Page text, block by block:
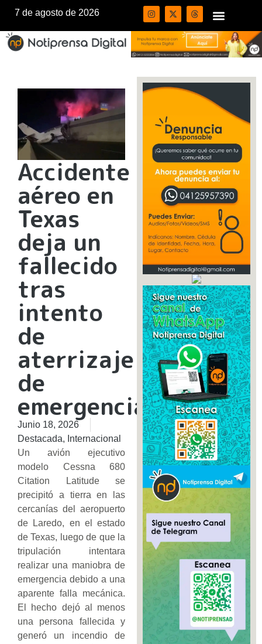
7 de agosto de 2026
Accidente
aéreo en
Texas
deja un
fallecido
tras
intento
de
aterrizaje
de
emergencia
Junio 18, 2026
Destacada, Internacional
Un avión ejecutivo
modelo Cessna 680
Citation Latitude se
precipitó a tierra en las
cercanías del aeropuerto
de Laredo, en el estado
de Texas, luego de que la
tripulación intentara
realizar una maniobra de
emergencia debido a una
aparente falla mecánica.
El hecho dejó al menos
una persona fallecida y
generó un incendio de